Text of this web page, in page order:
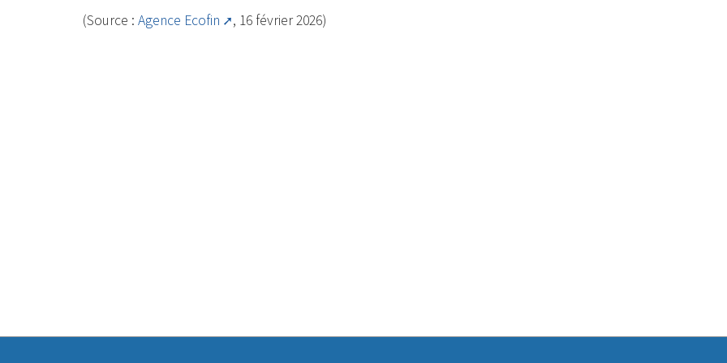
(Source : Agence Ecofin , 16 février 2026)